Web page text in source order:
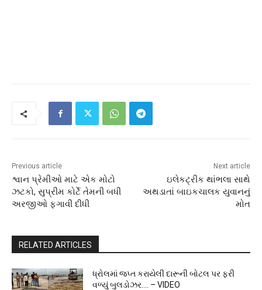
Previous article
શ્વાન પ્રેમીઓ માટે એક મોટો
ઝટકો, સુપ્રીમ કોર્ટે તેમની બધી
અરજીઓ ફગાવી દીધી
Next article
ઇલેકટ્રીક થાંભલા સાથે
અથડાતાં બાઇકચાલક યુવાનનું
મોત
RELATED ARTICLES
ધ્રોલમાં જપ્ત કરાયેલી દારૂની બોટલ પર ફરી
વળ્યું બુલડોઝર…. – VIDEO